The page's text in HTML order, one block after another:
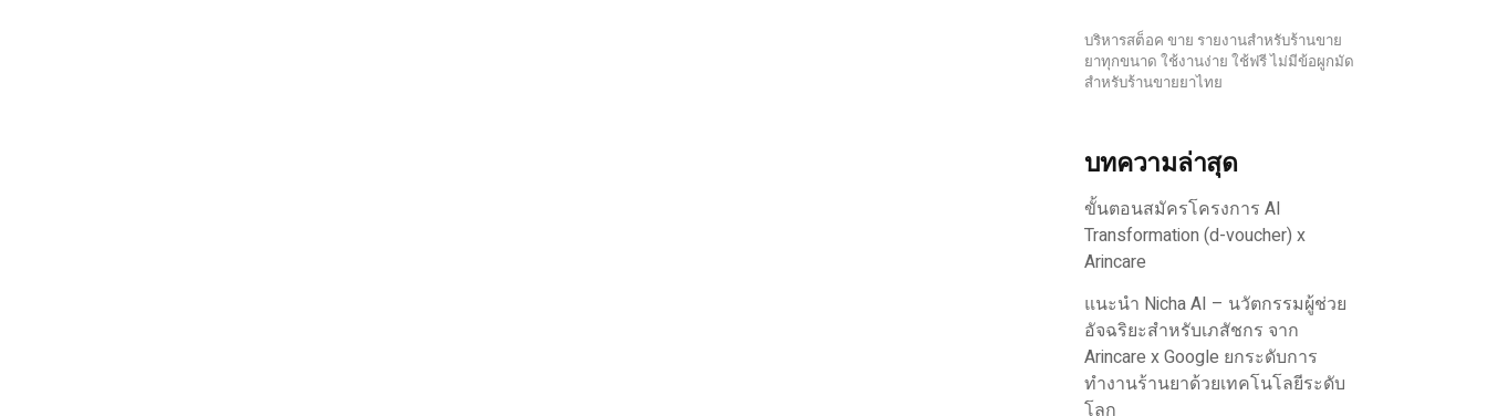
บริหารสต็อค ขาย รายงานสำหรับร้านขาย
ยาทุกขนาด ใช้งานง่าย ใช้ฟรี ไม่มีข้อผูกมัด
สำหรับร้านขายยาไทย
บทความล่าสุด
ขั้นตอนสมัครโครงการ AI
Transformation (d-voucher) x
Arincare
แนะนำ Nicha AI – นวัตกรรมผู้ช่วย
อัจฉริยะสำหรับเภสัชกร จาก
Arincare x Google ยกระดับการ
ทำงานร้านยาด้วยเทคโนโลยีระดับ